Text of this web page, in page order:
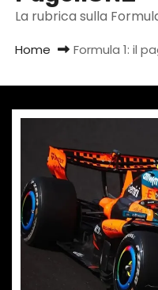
La rubrica sulla
Home Formula 1: il